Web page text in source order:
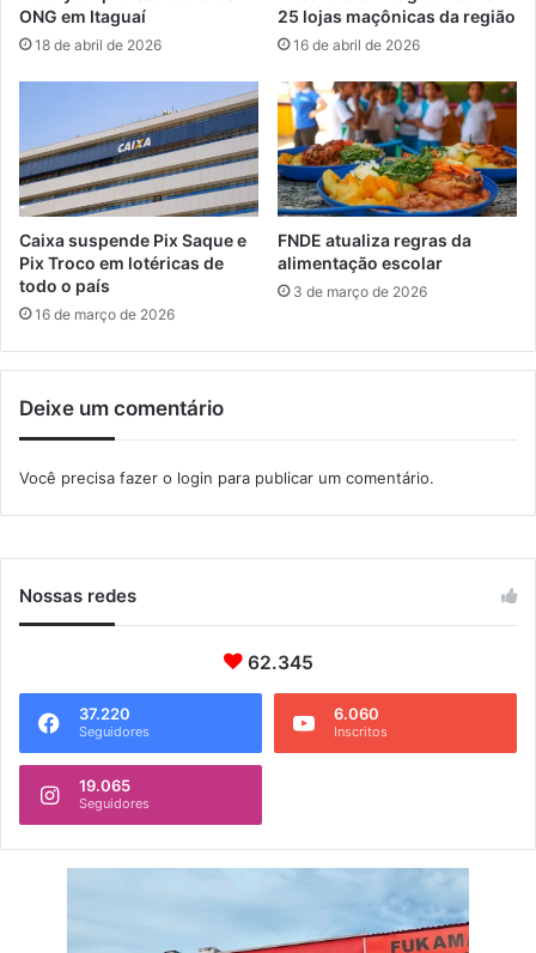
a
e
f
s
i
v
a
e
o
n
t
a
t
o
c
o
r
u
o
ONG em Itaguaí
18 de abril de 2026
25 lojas maçônicas da região
16 de abril de 2026
Caixa suspende Pix Saque e
Pix Troco em lotéricas de
todo o país
16 de março de 2026
FNDE atualiza regras da
alimentação escolar
3 de março de 2026
Deixe um comentário
Você precisa fazer o login para publicar um comentário.
Nossas redes
62.345
37.220
Seguidores
6.060
Inscritos
19.065
Seguidores